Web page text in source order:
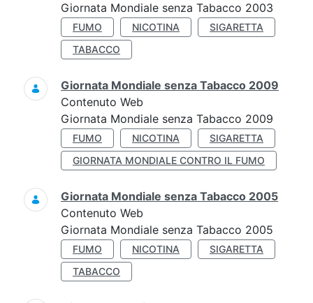
Giornata Mondiale senza Tabacco 2003
FUMO NICOTINA
SIGARETTA
TABACCO
Giornata Mondiale senza Tabacco 2009
Contenuto Web
Giornata Mondiale senza Tabacco 2009
FUMO NICOTINA
SIGARETTA
GIORNATA MONDIALE CONTRO IL FUMO
Giornata Mondiale senza Tabacco 2005
Contenuto Web
Giornata Mondiale senza Tabacco 2005
FUMO NICOTINA
SIGARETTA
TABACCO